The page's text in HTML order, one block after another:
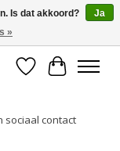
Verlanglijst
sociaal contact
Is dat akkoord?
Ja
»